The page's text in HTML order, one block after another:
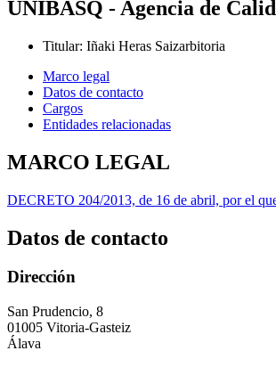
UNIBASQ - Agencia de
Titular: Iñaki Heras Saizarbitoria
Marco legal
Datos de contacto
Cargos
Entidades relacionadas
MARCO LEGAL
DECRETO 204/2013, de 16 de abril, por el
Datos de contacto
Dirección
San Prudencio, 8
01005 Vitoria-Gasteiz
Álava